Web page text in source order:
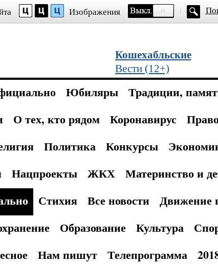
Изображения
Кошехабльские
Вести (12+)
Юбиляры
Традиции,
О тех, кто рядом Коронавирус
Политика Конкурсы
Нацпроекты ЖКХ
Материнство и
Стихия Все новости
Движение
Образование Культура
Нам пишут Телепрограмма